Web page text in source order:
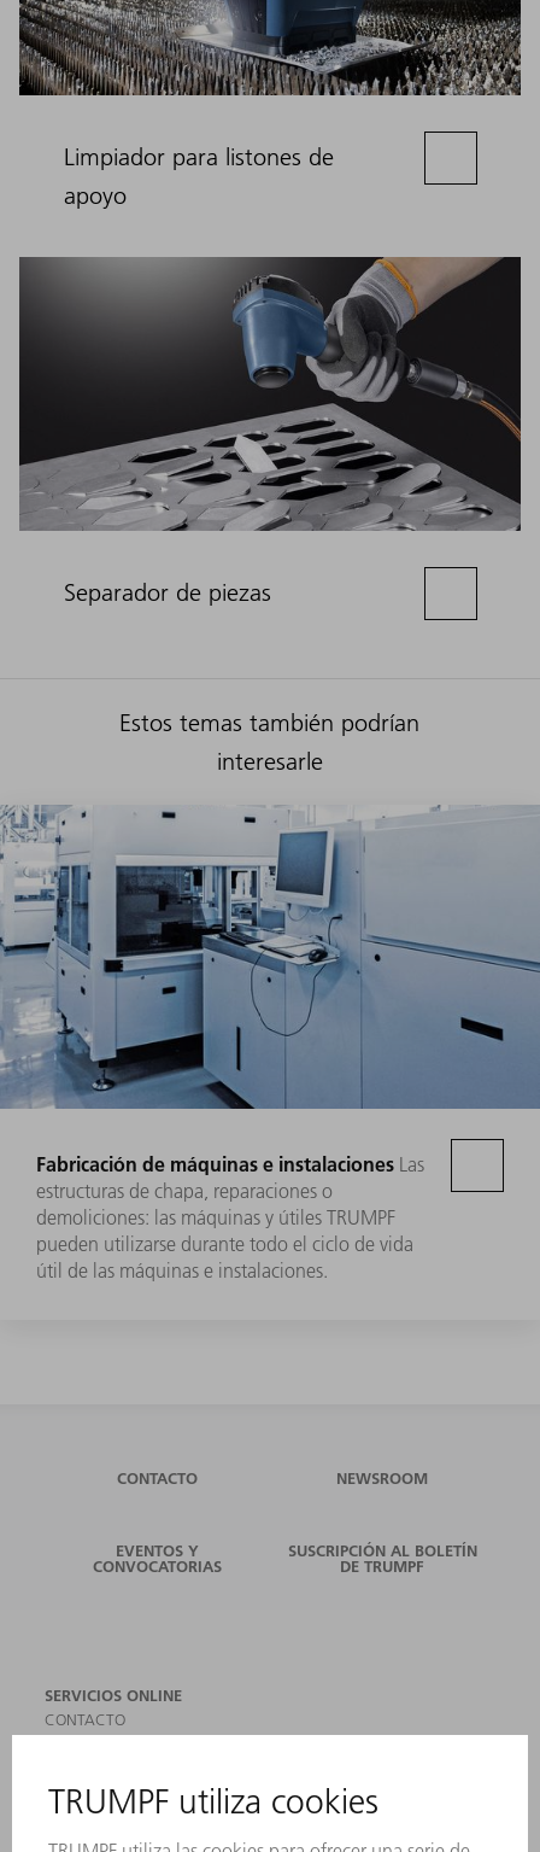
Limpiador para listones de
apoyo
Separador de piezas
Estos temas también podrían
interesarle
Fabricación de máquinas e instalaciones Las
estructuras de chapa, reparaciones o
demoliciones: las máquinas y útiles TRUMPF
pueden utilizarse durante todo el ciclo de vida
útil de las máquinas e instalaciones.
CONTACTO NEWSROOM
EVENTOS Y
CONVOCATORIAS
SUSCRIPCIÓN AL BOLETÍN
DE TRUMPF
SERVICIOS ONLINE
CONTACTO
REGISTRO PARA EL BOLETÍN INFORMATIVO
MYTRUMPF
FICHAS TÉCNICAS DE SEGURIDAD